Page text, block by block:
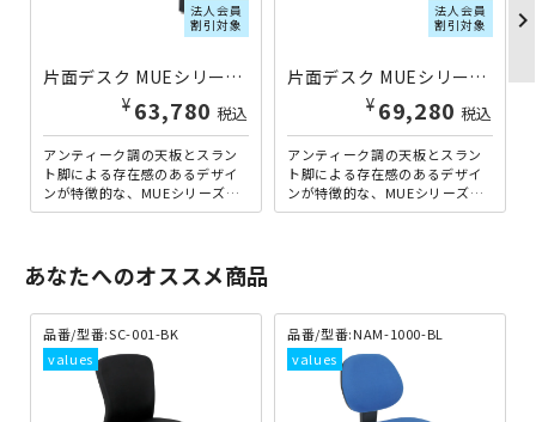
法人会員
割引対象
片面デスク MUEシリーズ 基本セット W1200×D700×H720 アッシュ/古木 IK-MUEB1207-AS | 041200
¥ 63,780 税込
アンティーク調の天板とスラン
ト脚による存在感のあるデザイ
ンが特徴的な、MUEシリーズの
片面デスクの幅1200mmタイ
法人会員
割引対象
片面デスク MUEシリーズ 基本セット W1400×D700×H720 アッシュ/古木 IK-MUEB1407-AS | 041206
¥ 69,280 税込
アンティーク調の天板とスラン
ト脚による存在感のあるデザイ
ンが特徴的な、MUEシリーズの
片面デスクの幅1400mmタイ
chevron_right
あなたへのオススメ商品
品番/型番:SC-001-BK 品番/型番:NAM-1000-BL